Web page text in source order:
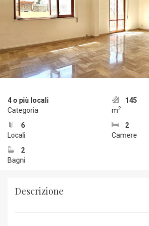
4 o più locali
Categoria
145
m2
6
Locali
2
Camere
2
Bagni
Descrizione